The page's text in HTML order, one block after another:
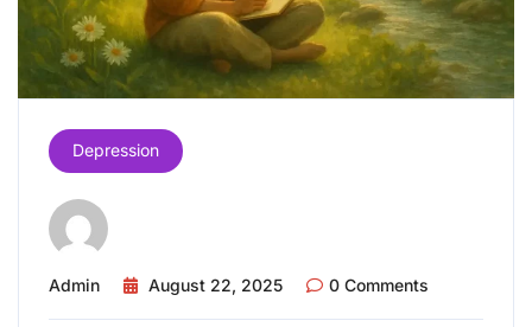
Depression
Admin August 22, 2025 0 Comments